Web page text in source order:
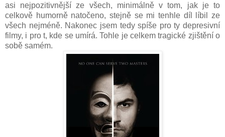
asi nejpozitivnější ze všech, minimálně v tom, jak je to
celkově humorně natočeno, stejně se mi tenhle díl líbil ze
všech nejméně. Nakonec jsem tedy spíše pro ty depresivní
filmy, i pro t, kde se umírá. Tohle je celkem tragické zjištění o
sobě samém.